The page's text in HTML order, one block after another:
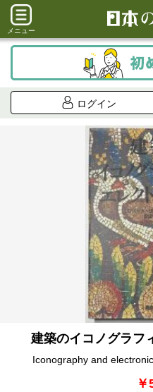
メニュー
ログイン
建築のイコノグラフ
Iconography and